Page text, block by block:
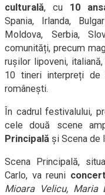
culturală, cu 10
Spania, Irlanda,
Moldova, Serbia,
comunități, precum
rușilor lipoveni,
10 tineri interpreți de
românești.
În cadrul festivalului,
cele două scene
Principală și Scena de
Scena Principală,
Carlo, va reuni
Mioara Velicu,